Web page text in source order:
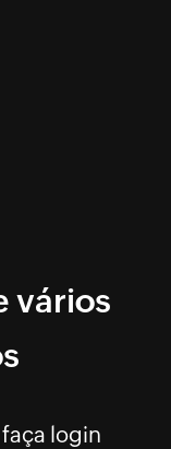
vários
login